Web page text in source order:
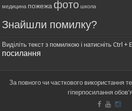
медицина пожежа фото школа
Знайшли помилку?
Виділіть текст з помилкою і натисніть Ctrl +
посилання
За повного чи часткового використання
гіперпосилання